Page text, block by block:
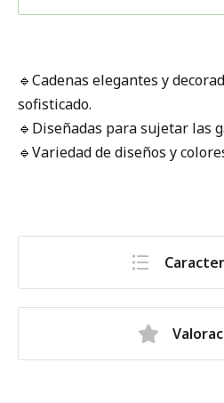
🔹Cadenas elegantes y
sofisticado.
🔹Diseñadas para sujetar las
🔹Variedad de diseños y